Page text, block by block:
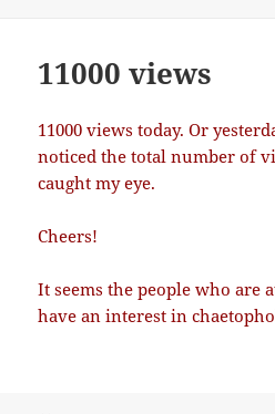
11000 views
11000 views today. Or
noticed the total number of
caught my eye.
Cheers!
It seems the people who are
have an interest in